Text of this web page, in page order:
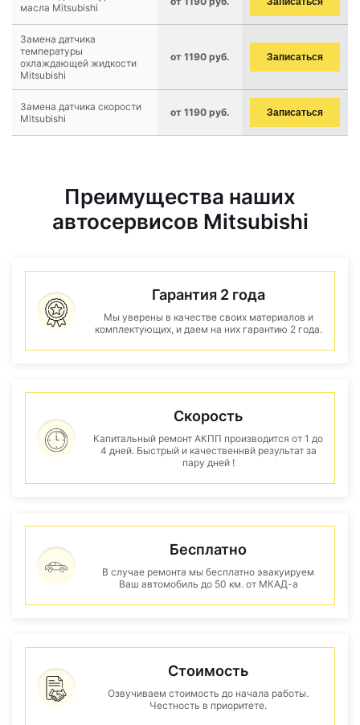
масла Mitsubishi
Замена датчика
температуры
охлаждающей жидкости
Mitsubishi
от 1190 руб. Записаться
Замена датчика скорости
Mitsubishi
от 1190 руб. Записаться
Преимущества наших
автосервисов Mitsubishi
Гарантия 2 года
Мы уверены в качестве своих материалов и
комплектующих, и даем на них гарантию 2 года.
Скорость
Капитальный ремонт АКПП производится от 1 до
4 дней. Быстрый и качественнвй результат за
пару дней !
Бесплатно
В случае ремонта мы бесплатно эвакуируем
Ваш автомобиль до 50 км. от МКАД-а
Стоимость
Озвучиваем стоимость до начала работы.
Честность в приоритете.